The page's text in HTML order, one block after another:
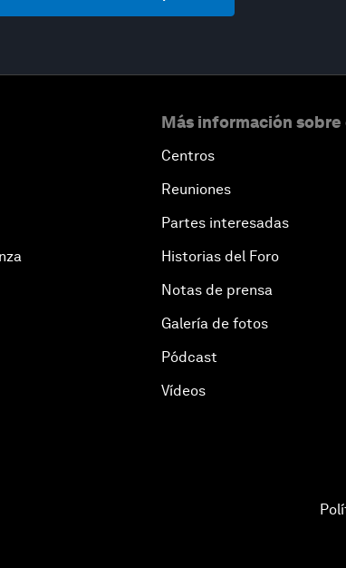
Más información sobre
Centros
Reuniones
Partes interesadas
Historias del Foro
Notas de prensa
Galería de fotos
Pódcast
Vídeos